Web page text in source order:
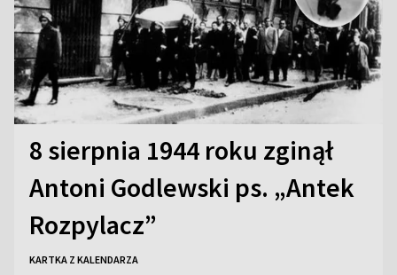
8 sierpnia 1944 roku zginął
Antoni Godlewski ps. „Antek
Rozpylacz”
KARTKA Z KALENDARZA